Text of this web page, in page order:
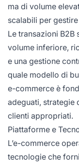
ma di volume
scalabili per
Le transazioni B2B
volume inferiore,
e una gestione
quale modello di
e-commerce è
adeguati, strategie
clienti appropriati.
Piattaforme e
L’e-commerce
tecnologie che